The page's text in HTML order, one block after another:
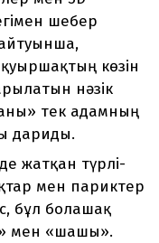
шебер
көзін
нәзік
тек адамның
дариды.
жатқан түрлі-
мен париктер
бұл болашақ
мен «шашы».